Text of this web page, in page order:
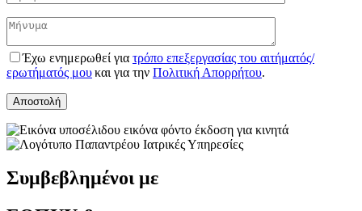
Έχω ενημερωθεί για τρόπο επεξεργασίας του αιτήματός/
ερωτήματός μουκαι για την Πολιτική Απορρήτου.
Συμβεβλημένοι με